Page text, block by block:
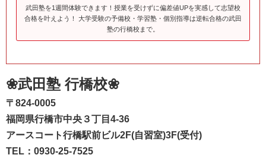
武田塾を1週間体験できます！授業を受けずに偏差値UPを実感して志望校
合格を叶えよう！ 大学受験の予備校・学習塾・個別指導は逆転合格の武田
塾の行橋校まで。
❀武田塾 行橋校❀
〒824-0005
福岡県行橋市中央３丁目4-36
アースコート行橋駅前ビル2F(自習室)3F(受付)
TEL：0930-25-7525